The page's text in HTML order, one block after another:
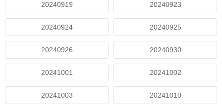
20240919 20240923
20240924 20240925
20240926 20240930
20241001 20241002
20241003 20241010